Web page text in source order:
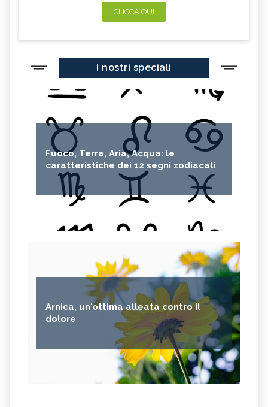
CLICCA QUI
I nostri speciali
Fuoco, Terra, Aria, Acqua: le
caratteristiche dei 12 segni zodiacali
Arnica, un'ottima alleata contro il
dolore